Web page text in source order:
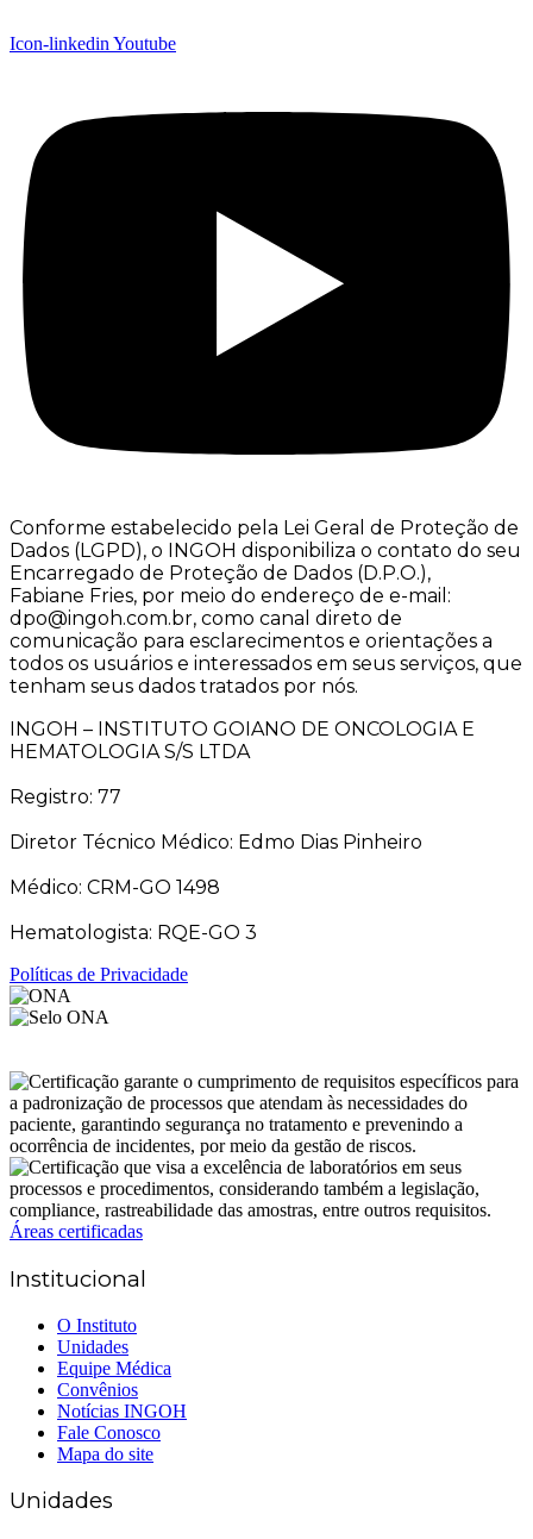
Icon-linkedin Youtube
Conforme estabelecido pela Lei Geral de Proteção de
Dados (LGPD), o INGOH disponibiliza o contato do seu
Encarregado de Proteção de Dados (D.P.O.),
Fabiane Fries, por meio do endereço de e-mail:
dpo@ingoh.com.br, como canal direto de
comunicação para esclarecimentos e orientações a
todos os usuários e interessados em seus serviços, que
tenham seus dados tratados por nós.
INGOH – INSTITUTO GOIANO DE ONCOLOGIA E
HEMATOLOGIA S/S LTDA
Registro: 77
Diretor Técnico Médico: Edmo Dias Pinheiro
Médico: CRM-GO 1498
Hematologista: RQE-GO 3
Políticas de Privacidade
Áreas certificadas
Institucional
O Instituto
Unidades
Equipe Médica
Convênios
Notícias INGOH
Fale Conosco
Mapa do site
Unidades